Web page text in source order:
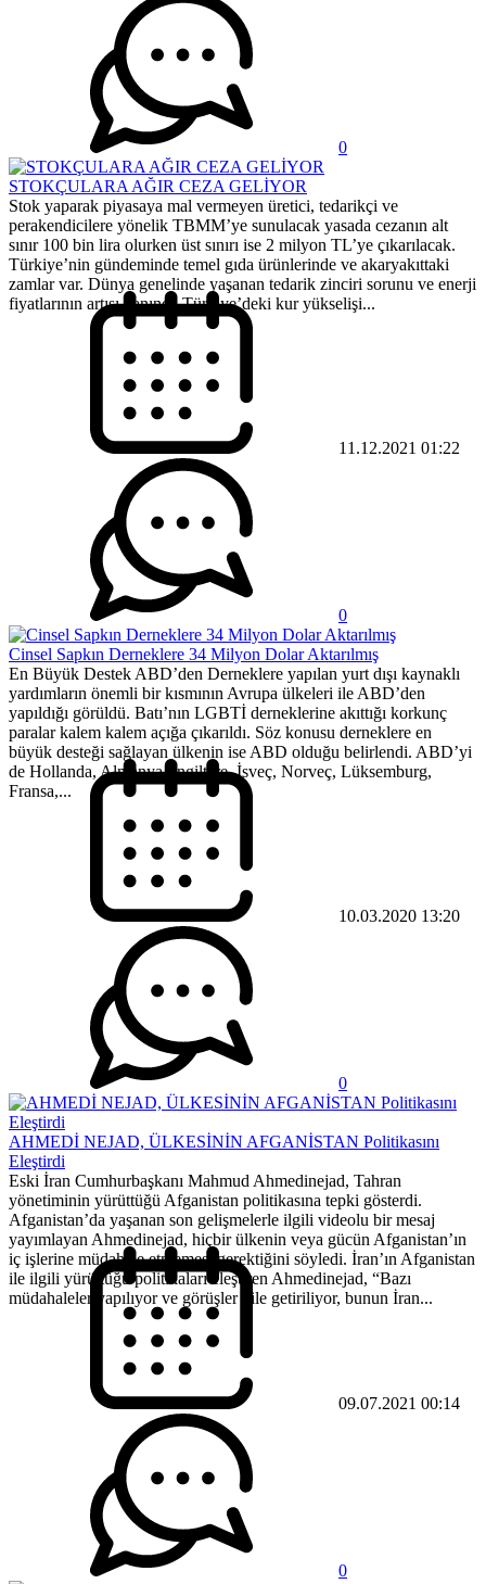
0
STOKÇULARA AĞIR CEZA GELİYOR
Stok yaparak piyasaya mal vermeyen üretici, tedarikçi ve
perakendicilere yönelik TBMM’ye sunulacak yasada cezanın alt
sınır 100 bin lira olurken üst sınırı ise 2 milyon TL’ye çıkarılacak.
Türkiye’nin gündeminde temel gıda ürünlerinde ve akaryakıttaki
zamlar var. Dünya genelinde yaşanan tedarik zinciri sorunu ve enerji
fiyatlarının artışı yanında Türkiye’deki kur yükselişi...
11.12.2021 01:22
0
Cinsel Sapkın Derneklere 34 Milyon Dolar Aktarılmış
En Büyük Destek ABD’den Derneklere yapılan yurt dışı kaynaklı
yardımların önemli bir kısmının Avrupa ülkeleri ile ABD’den
yapıldığı görüldü. Batı’nın LGBTİ derneklerine akıttığı korkunç
paralar kalem kalem açığa çıkarıldı. Söz konusu derneklere en
büyük desteği sağlayan ülkenin ise ABD olduğu belirlendi. ABD’yi
de Hollanda, Almanya, İngiltere, İsveç, Norveç, Lüksemburg,
Fransa,...
10.03.2020 13:20
0
AHMEDİ NEJAD, ÜLKESİNİN AFGANİSTAN Politikasını
Eleştirdi
Eski İran Cumhurbaşkanı Mahmud Ahmedinejad, Tahran
yönetiminin yürüttüğü Afganistan politikasına tepki gösterdi.
Afganistan’da yaşanan son gelişmelerle ilgili videolu bir mesaj
yayımlayan Ahmedinejad, hiçbir ülkenin veya gücün Afganistan’ın
iç işlerine müdahale etmemesi gerektiğini söyledi. İran’ın Afganistan
ile ilgili yürüttüğü politikaları eleştiren Ahmedinejad, “Bazı
müdahaleler yapılıyor ve görüşler dile getiriliyor, bunun İran...
09.07.2021 00:14
0